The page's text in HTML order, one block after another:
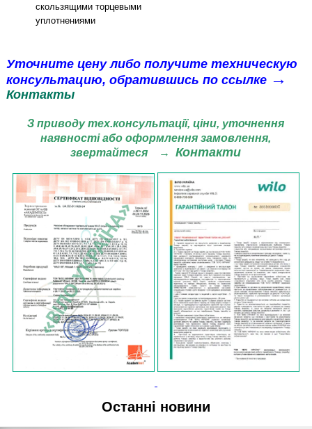
скользящими торцевыми
уплотнениями
Уточните ценулибо получите техническую
консультацию, обратившись по ссылке →
Контакты
З приводу тех.консультації, ціни, уточнення
наявності або оформлення замовлення,
звертайтеся
→ Контакти
Останні новини